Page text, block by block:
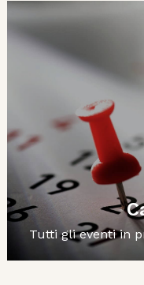
Tutti gli eventi in